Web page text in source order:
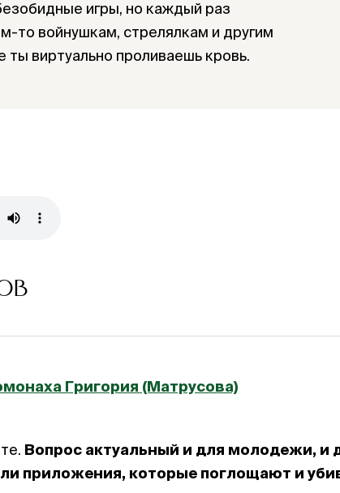
игры, но каждый раз
то войнушкам, стрелялкам и другим
ты виртуально проливаешь кровь.
Григория (Матрусова)
Вопрос актуальный и для молодежи, и
приложения, которые поглощают и